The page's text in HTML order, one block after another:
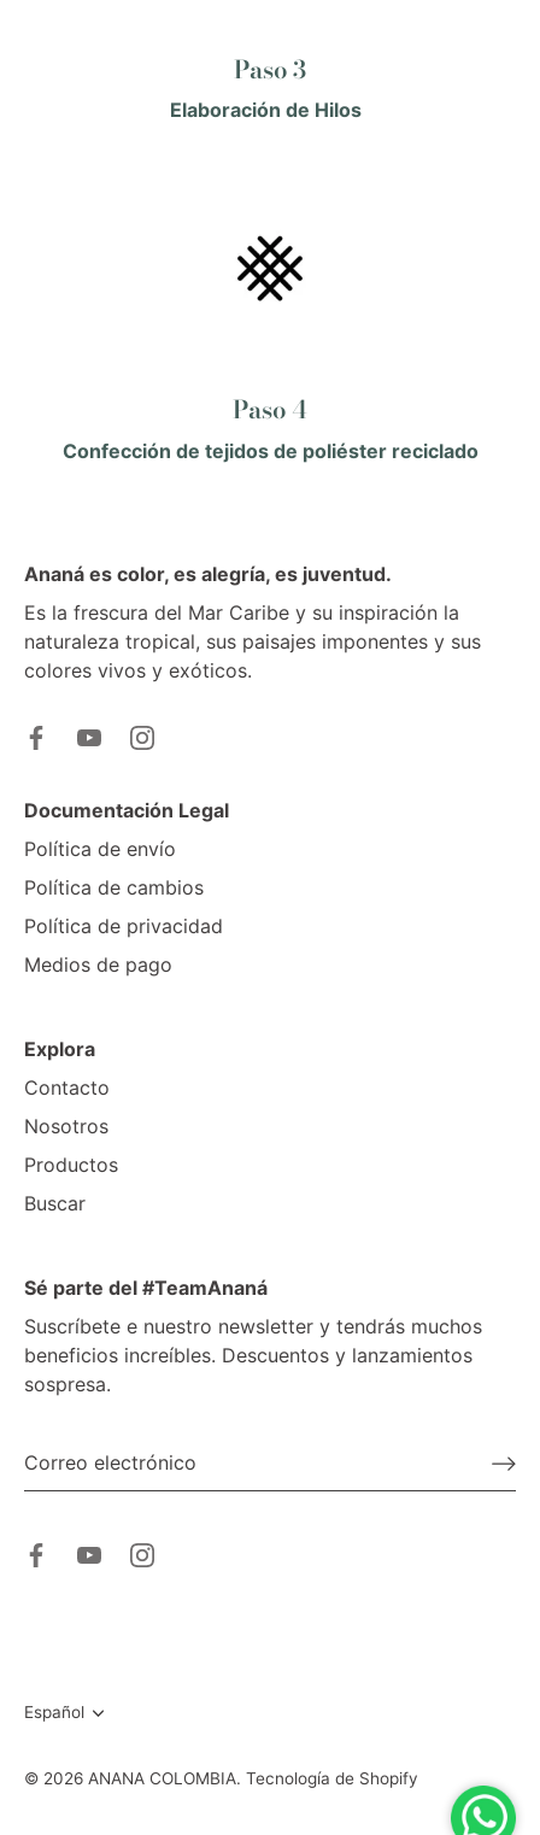
Paso 3
Elaboración de Hilos
Paso 4
Confección de tejidos de poliéster reciclado
Ananá es color, es alegría, es juventud.
Es la frescura del Mar Caribe y su inspiración la
naturaleza tropical, sus paisajes imponentes y sus
colores vivos y exóticos.
Documentación Legal
Política de envío
Política de cambios
Política de privacidad
Medios de pago
Explora
Contacto
Nosotros
Productos
Buscar
Sé parte del #TeamAnaná
Suscríbete e nuestro newsletter y tendrás muchos
beneficios increíbles. Descuentos y lanzamientos
sospresa.
Idioma
Español
© 2026 ANANA COLOMBIA. Tecnología de Shopify